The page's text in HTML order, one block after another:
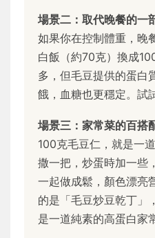
場景二：取代晚餐的一
如果你在控制體重，晚
白飯（約70克）換成
多，但毛豆提供的蛋白
餓，血糖也更穩定。試
場景三：家常菜的百搭
100克毛豆仁，就是一
撒一把，炒蛋時加一些
一起做成鬆，顏色漂亮
的是「毛豆炒豆乾丁」
是一道純素的高蛋白家